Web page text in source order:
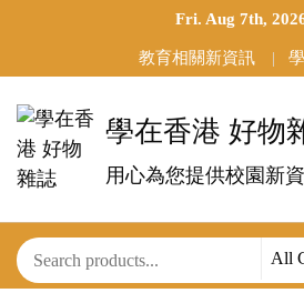
Fri. Aug 7th,
教育相關新資訊
學在香港 好物
用心為您提供校園新